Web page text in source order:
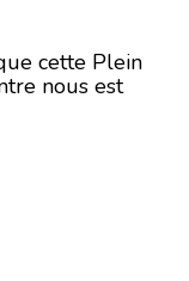
cette Plein
nous est